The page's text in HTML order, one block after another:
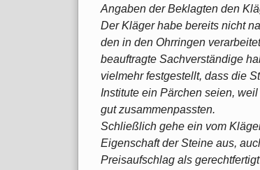
Angaben der Beklagten den
Der Kläger habe bereits nicht
den in den Ohrringen
beauftragte Sachverständige
vielmehr festgestellt, dass die
Institute ein Pärchen seien,
gut zusammenpassten.
Schließlich gehe ein vom
Eigenschaft der Steine aus,
Preisaufschlag als